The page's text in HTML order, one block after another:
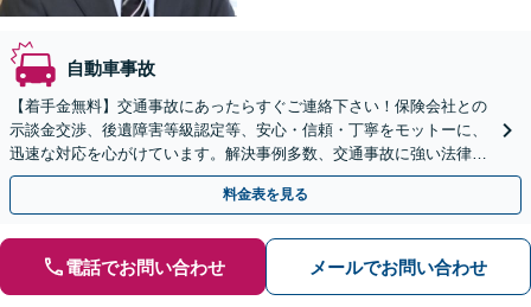
自動車事故
【着手金無料】交通事故にあったらすぐご連絡下さい！保険会社との
示談金交渉、後遺障害等級認定等、安心・信頼・丁寧をモットーに、
迅速な対応を心がけています。解決事例多数、交通事故に強い法律事
務所と自負しています。【電話相談可】【川崎駅徒歩1分】
料金表を見る
電話でお問い合わせ メールでお問い合わせ